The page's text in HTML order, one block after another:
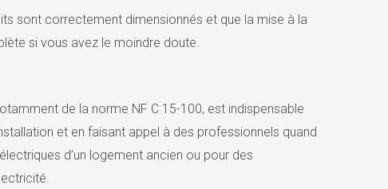
sont correctement dimensionnés et que la mise à la
si vous avez le moindre doute.
de la norme NF C 15-100, est indispensable
et en faisant appel à des professionnels quand
d’un logement ancien ou pour des